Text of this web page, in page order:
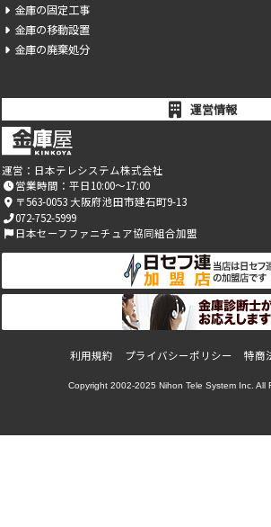
運営情報
運営： 日本テレシステム株式会社
営業時間：平日10:00～17:00
〒563-0053 大阪府池田市建石町9-13
072-752-5999
日本セーフファニチュア協同組合加盟
金庫の固定工事
金庫の移動設置
金庫の廃棄処分
利用規約 プライバシーポリシー 特商
Copyright 2002-2025 Nihon Tele System Inc. All